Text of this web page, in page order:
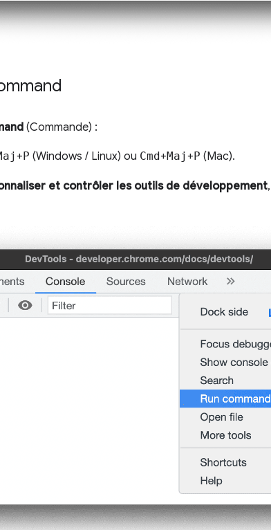
(Commande) :
+P (Windows / Linux) ou Cmd+Maj+P (Mac).
et contrôler les outils de développement